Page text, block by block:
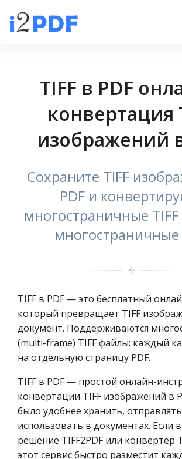
TIFF в PDF
конвертация
изображений
Сохраните TIFF
PDF и
многостраничные
многостраничные
✧
TIFF в PDF — это бесплатный
который превращает TIFF
документ. Поддерживаются
(multi-frame) TIFF файлы: каждый
на отдельную страницу PDF.
TIFF в PDF — простой онлайн-
конвертации TIFF изображений в
было удобнее хранить,
использовать в документах. Если
решение TIFF2PDF или конвертер
этот сервис быстро разместит